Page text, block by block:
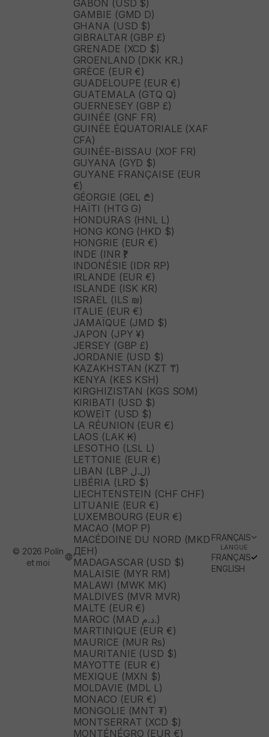
GABON (USD $)
GAMBIE (GMD D)
GHANA (USD $)
GIBRALTAR (GBP £)
GRENADE (XCD $)
GROENLAND (DKK KR.)
GRÈCE (EUR €)
GUADELOUPE (EUR €)
GUATEMALA (GTQ Q)
GUERNESEY (GBP £)
GUINÉE (GNF FR)
GUINÉE ÉQUATORIALE (XAF
CFA)
GUINÉE-BISSAU (XOF FR)
GUYANA (GYD $)
GUYANE FRANÇAISE (EUR
€)
GÉORGIE (GEL ₾)
HAÏTI (HTG G)
HONDURAS (HNL L)
HONG KONG (HKD $)
HONGRIE (EUR €)
INDE (INR ₹)
INDONÉSIE (IDR RP)
IRLANDE (EUR €)
ISLANDE (ISK KR)
ISRAËL (ILS ₪)
ITALIE (EUR €)
JAMAÏQUE (JMD $)
JAPON (JPY ¥)
JERSEY (GBP £)
JORDANIE (USD $)
KAZAKHSTAN (KZT ₸)
KENYA (KES KSH)
KIRGHIZISTAN (KGS SOM)
KIRIBATI (USD $)
KOWEÏT (USD $)
LA RÉUNION (EUR €)
LAOS (LAK ₭)
LESOTHO (LSL L)
LETTONIE (EUR €)
LIBAN (LBP ل.ل)
LIBÉRIA (LRD $)
LIECHTENSTEIN (CHF CHF)
LITUANIE (EUR €)
LUXEMBOURG (EUR €)
MACAO (MOP P)
MACÉDOINE DU NORD (MKD
ДЕН)
MADAGASCAR (USD $)
MALAISIE (MYR RM)
MALAWI (MWK MK)
MALDIVES (MVR MVR)
MALTE (EUR €)
MAROC (MAD د.م.)
MARTINIQUE (EUR €)
MAURICE (MUR ₨)
MAURITANIE (USD $)
MAYOTTE (EUR €)
MEXIQUE (MXN $)
MOLDAVIE (MDL L)
MONACO (EUR €)
MONGOLIE (MNT ₮)
MONTSERRAT (XCD $)
MONTÉNÉGRO (EUR €)
FRANÇAIS
LANGUE
FRANÇAIS
ENGLISH
© 2026 Polín
et moi